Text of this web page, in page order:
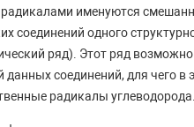
именуются
соединений одного
ряд). Этот ряд
соединений, для чего в
радикалы углеводорода.